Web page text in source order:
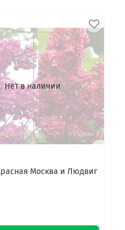
Нет в наличии
Москва и Людвиг